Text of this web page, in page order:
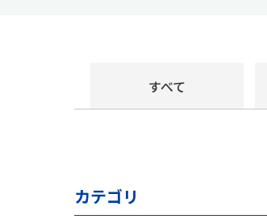
すべて
カテゴリ